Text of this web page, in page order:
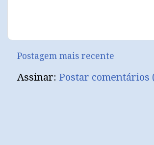
Postagem mais recente
Assinar: Postar comentários